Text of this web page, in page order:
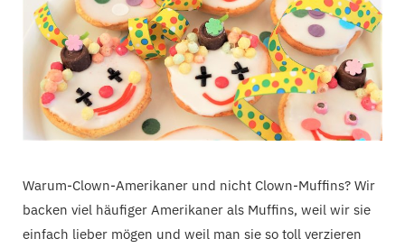
r
t
Warum-Clown-Amerikaner und nicht Clown-Muffins? Wir
backen viel häufiger Amerikaner als Muffins, weil wir sie
einfach lieber mögen und weil man sie so toll verzieren